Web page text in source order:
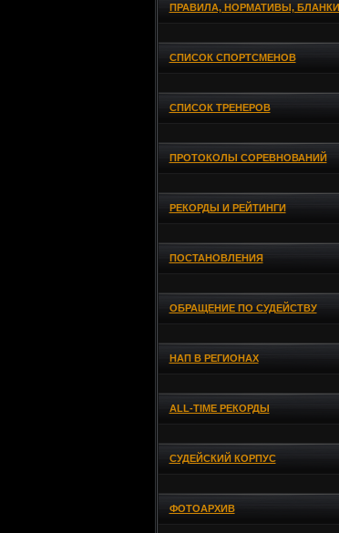
ПРАВИЛА, НОРМАТИВЫ, БЛАНКИ
СПИСОК СПОРТСМЕНОВ
СПИСОК ТРЕНЕРОВ
ПРОТОКОЛЫ СОРЕВНОВАНИЙ
РЕКОРДЫ И РЕЙТИНГИ
ПОСТАНОВЛЕНИЯ
ОБРАЩЕНИЕ ПО СУДЕЙСТВУ
НАП В РЕГИОНАХ
ALL-TIME РЕКОРДЫ
СУДЕЙСКИЙ КОРПУС
ФОТОАРХИВ